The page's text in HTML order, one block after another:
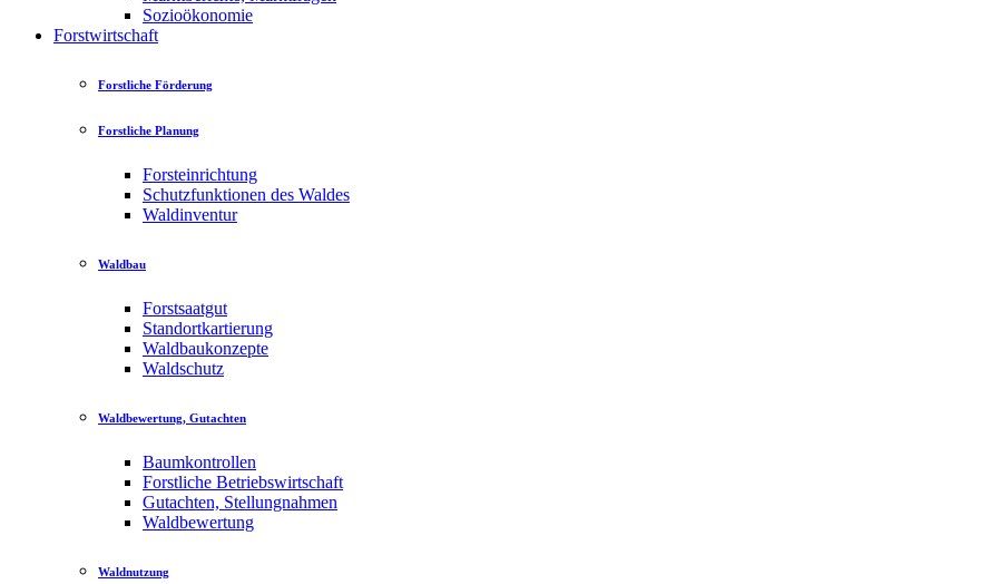
Sozioökonomie
Forstwirtschaft
Forstliche Förderung
Forstliche Planung
Forsteinrichtung
Schutzfunktionen des Waldes
Waldinventur
Waldbau
Forstsaatgut
Standortkartierung
Waldbaukonzepte
Waldschutz
Waldbewertung, Gutachten
Baumkontrollen
Forstliche Betriebswirtschaft
Gutachten, Stellungnahmen
Waldbewertung
Waldnutzung